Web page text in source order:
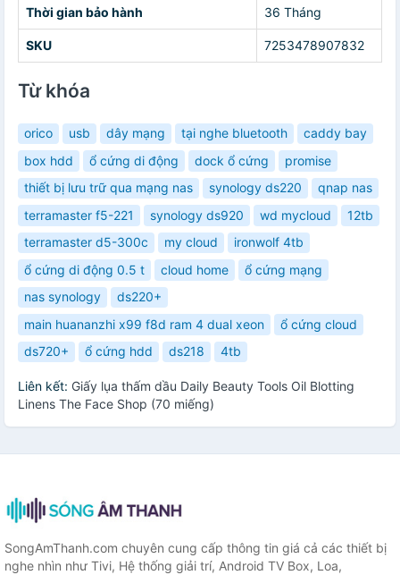
Thời gian bảo hành 36 Tháng
SKU 7253478907832
Từ khóa
orico usb dây mạng tại nghe bluetooth
caddy bay
box hdd
ổ cứng di động dock ổ cứng
promise
thiết bị lưu trữ qua mạng nas
synology ds220
qnap nas
terramaster f5-221
synology ds920 wd mycloud
12tb
terramaster d5-300c
my cloud
ironwolf 4tb
ổ cứng di động 0.5 t
cloud home
ổ cứng mạng
nas synology
ds220+
main huananzhi x99 f8d ram 4 dual xeon
ổ cứng cloud
ds720+
ổ cứng hdd ds218 4tb
Liên kết: Giấy lụa thấm dầu Daily Beauty Tools Oil Blotting
Linens The Face Shop (70 miếng)
SongAmThanh.com chuyên cung cấp thông tin giá cả các thiết bị
nghe nhìn như Tivi, Hệ thống giải trí, Android TV Box, Loa,